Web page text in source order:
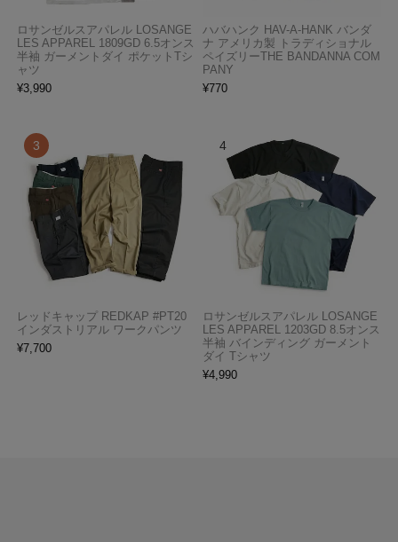
ロサンゼルスアパレル LOSANGE
LES APPAREL 1809GD 6.5オンス
半袖 ガーメントダイ ポケットTシ
ャツ
¥3,990
ハバハンク HAV-A-HANK バンダ
ナ アメリカ製 トラディショナル
ペイズリーTHE BANDANNA COM
PANY
¥770
レッドキャップ REDKAP #PT20
インダストリアル ワークパンツ
¥7,700
ロサンゼルスアパレル LOSANGE
LES APPAREL 1203GD 8.5オンス
半袖 バインディング ガーメント
ダイ Tシャツ
¥4,990